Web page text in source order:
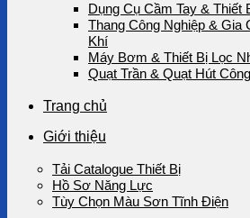
Dụng Cụ Cầm Tay & Thiết
Thang Công Nghiệp & Gia
Khí
Máy Bơm & Thiết Bị Lọc
Quạt Trần & Quạt Hút
Trang chủ
Giới thiệu
Tải Catalogue Thiết Bị
Hồ Sơ Năng Lực
Tùy Chọn Màu Sơn Tĩnh Điện